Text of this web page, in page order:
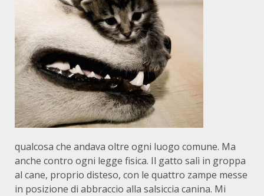
qualcosa che andava oltre ogni luogo comune. Ma
anche contro ogni legge fisica. Il gatto salì in groppa
al cane, proprio disteso, con le quattro zampe messe
in posizione di abbraccio alla salsiccia canina. Mi